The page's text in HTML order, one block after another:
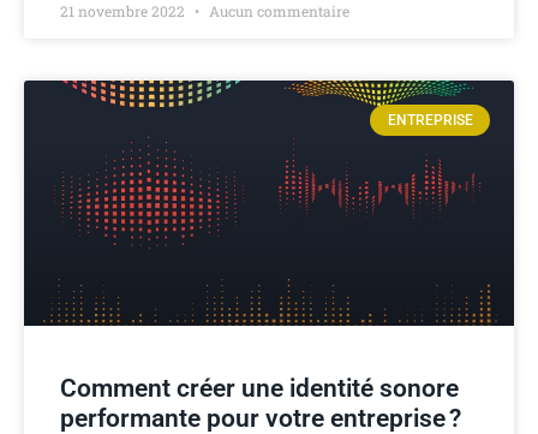
21 novembre 2022 Aucun commentaire
ENTREPRISE
Comment créer une identité sonore
performante pour votre entreprise ?